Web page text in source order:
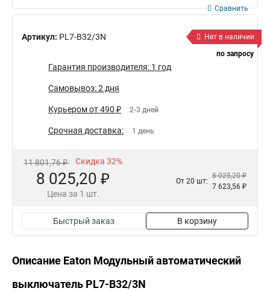
Артикул: PL7-B32/3N
Сравнить
Нет в наличии
по запросу
Гарантия производителя: 1 год
Самовывоз: 2 дня
Курьером от 490 ₽ 2-3 дней
Срочная доставка: 1 день
11 801,76 ₽ Скидка 32%
8 025,20 ₽
Цена за 1 шт.
От 20 шт:
8 025,20 ₽
7 623,56 ₽
Быстрый заказ В корзину
Описание Eaton Модульный автоматический
выключатель PL7-B32/3N